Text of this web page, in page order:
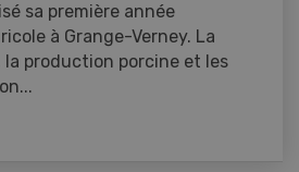
sa première année
à Grange-Verney. La
production porcine et les